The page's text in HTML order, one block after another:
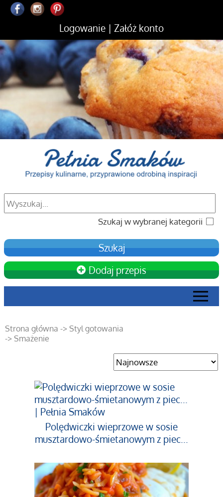
Logowanie | Załóż konto
Szukaj w wybranej kategorii
Dodaj przepis
Strona główna -> Styl gotowania
-> Smażenie
Polędwiczki wieprzowe w sosie
musztardowo-śmietanowym z piec...